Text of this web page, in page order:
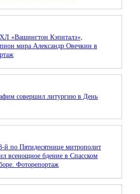
«Вашингтон Кэпиталз»,
мира Александр Овечкин в
совершил литургию в День
й по Пятидесятнице митрополит
всенощное бдение в Спасском
Фоторепортаж